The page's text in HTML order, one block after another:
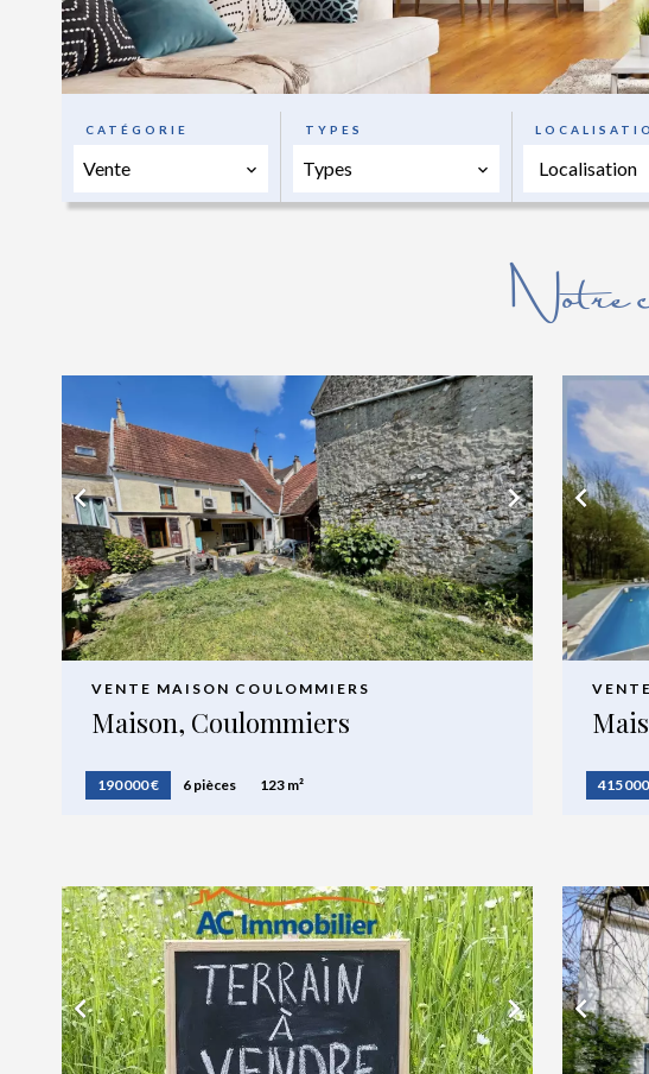
CATÉGORIE
Vente
TYPES
Types Localisation
Notre
VENTE MAISON COULOMMIERS
Maison, Coulommiers
190 000 € 6 pièces 123 m² 415